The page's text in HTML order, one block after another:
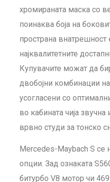
хромираната маска со
поинаква боја на
пространа
најквалитетните
Купувачите можат да
двобојни комбинации на
усогласени со
во кабината чија
врвно студи за тонско
Mercedes-Maybach S се
опции. Зад ознаката
битурбо V8 мотор чи